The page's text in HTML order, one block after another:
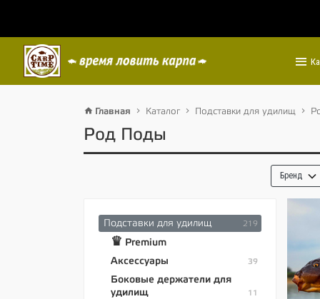
Главная Каталог Подставки для удилищ
Род Поды
Бренд
Подставки для удилищ 219
♛ Premium
Аксессуары
39
Боковые держатели для
удилищ
11